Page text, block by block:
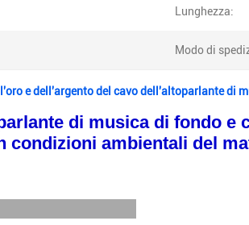
Lunghezza:
Modo di
e dell'argento del cavo dell'altoparlante di
di musica di fondo e
condizioni ambientali del